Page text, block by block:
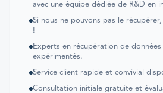
avec une équipe dédiée de R&D en
Si nous ne pouvons pas le
!
Experts en récupération de
expérimentés.
Service client rapide et convivial
Consultation initiale gratuite et